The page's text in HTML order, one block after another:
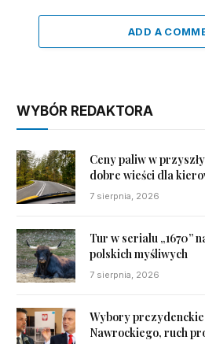
ADD A
WYBÓR REDAKTORA
Ceny paliw w
dobre wieści dla
7 sierpnia, 2026
Tur w serialu „1670”
polskich myśliwych
7 sierpnia, 2026
Wybory prezydenckie
Nawrockiego, ruch